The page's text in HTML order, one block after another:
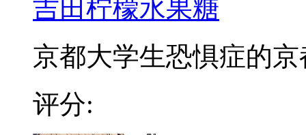
吉田柠檬水果糖
京都大学生恐惧症的京
评分: